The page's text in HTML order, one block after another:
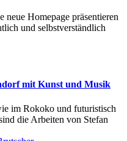
neue Homepage präsentieren
und selbstverständlich
mit Kunst und Musik
im Rokoko und futuristisch
die Arbeiten von Stefan